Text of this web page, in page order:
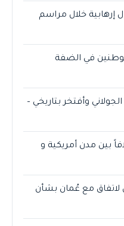
إرهابية خلال مراسم
في الضفة
وأفتخر بتاريخي –
بين مدن أمريكية و
لاتفاق مع عُمان بشأن